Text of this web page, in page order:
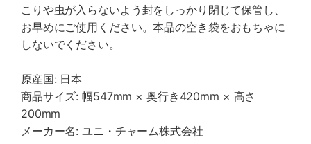
こりや虫が入らないよう封をしっかり閉じて保管し、
お早めにご使用ください。本品の空き袋をおもちゃに
しないでください。
原産国: 日本
商品サイズ: 幅547mm × 奥行き420mm × 高さ
200mm
メーカー名: ユニ・チャーム株式会社